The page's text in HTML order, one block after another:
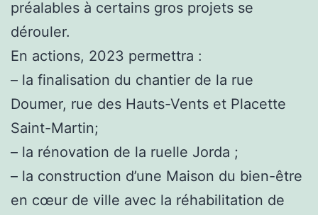
préalables à certains gros projets se
dérouler.
En actions, 2023 permettra :
– la finalisation du chantier de la rue
Doumer, rue des Hauts-Vents et Placette
Saint-Martin;
– la rénovation de la ruelle Jorda ;
– la construction d’une Maison du bien-être
en cœur de ville avec la réhabilitation de